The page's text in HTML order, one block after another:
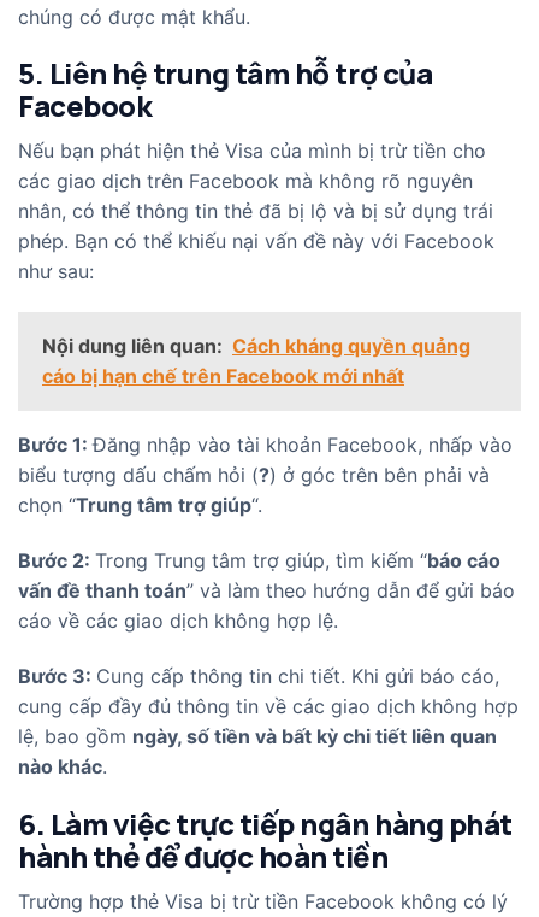
chúng có được mật khẩu.
5. Liên hệ trung tâm hỗ trợ của
Facebook
Nếu bạn phát hiện thẻ Visa của mình bị trừ tiền cho
các giao dịch trên Facebook mà không rõ nguyên
nhân, có thể thông tin thẻ đã bị lộ và bị sử dụng trái
phép. Bạn có thể khiếu nại vấn đề này với Facebook
như sau:
Nội dung liên quan: Cách kháng quyền quảng
cáo bị hạn chế trên Facebook mới nhất
Bước 1:Đăng nhập vào tài khoản Facebook, nhấp vào
biểu tượng dấu chấm hỏi (?) ở góc trên bên phải và
chọn “Trung tâm trợ giúp“.
Bước 2: Trong Trung tâm trợ giúp, tìm kiếm “báo cáo
vấn đề thanh toán” và làm theo hướng dẫn để gửi báo
cáo về các giao dịch không hợp lệ.
Bước 3: Cung cấp thông tin chi tiết. Khi gửi báo cáo,
cung cấp đầy đủ thông tin về các giao dịch không hợp
lệ, bao gồm ngày, số tiền và bất kỳ chi tiết liên quan
nào khác.
6. Làm việc trực tiếp ngân hàng phát
hành thẻ để được hoàn tiền
Trường hợp thẻ Visa bị trừ tiền Facebook không có lý